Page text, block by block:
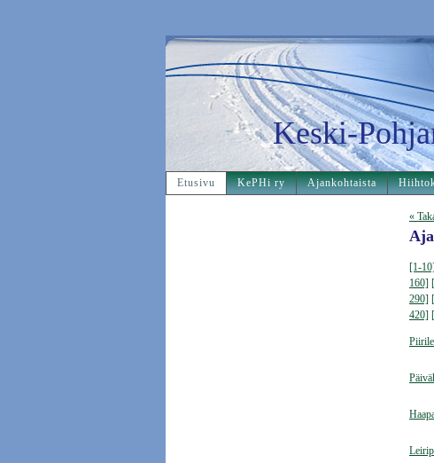
Keski-
Etusivu KePHi ry Ajankohtaista
«
[1-10]
160]
290]
420]